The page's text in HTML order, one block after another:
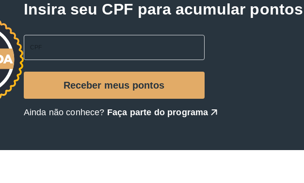
Insira seu CPF para acumular pontos
Ainda não conhece? Faça parte do programa